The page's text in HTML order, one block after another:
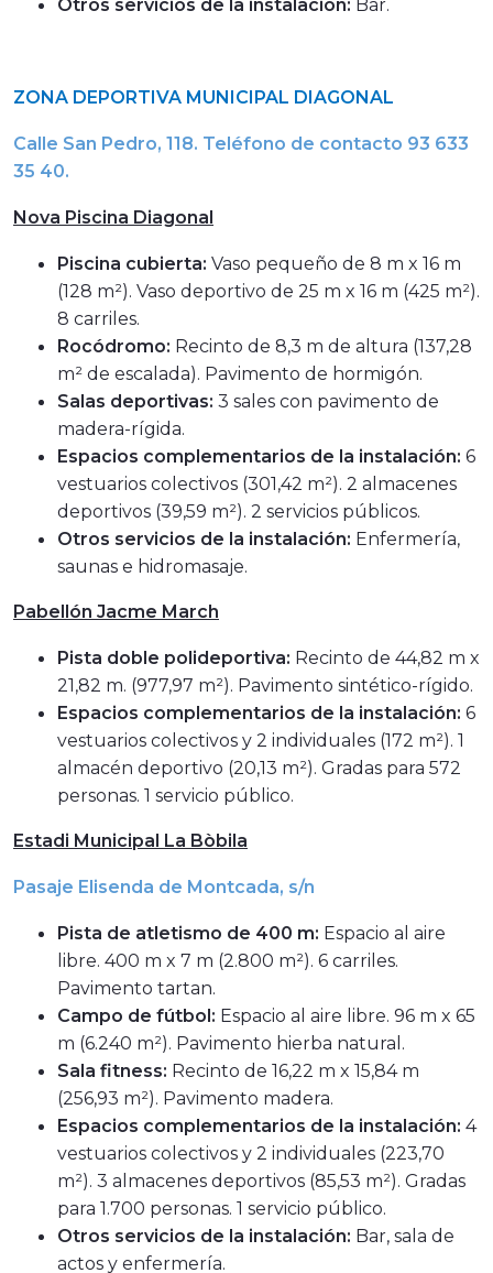
Otros servicios de la instalación: Bar.
ZONA DEPORTIVA MUNICIPAL DIAGONAL
Calle San Pedro, 118. Teléfono de contacto 93 633
35 40.
Nova Piscina Diagonal
Piscina cubierta: Vaso pequeño de 8 m x 16 m
(128 m²). Vaso deportivo de 25 m x 16 m (425 m²).
8 carriles.
Rocódromo: Recinto de 8,3 m de altura (137,28
m² de escalada). Pavimento de hormigón.
Salas deportivas: 3 sales con pavimento de
madera-rígida.
Espacios complementarios de la instalación: 6
vestuarios colectivos (301,42 m²). 2 almacenes
deportivos (39,59 m²). 2 servicios públicos.
Otros servicios de la instalación: Enfermería,
saunas e hidromasaje.
Pabellón Jacme March
Pista doble polideportiva: Recinto de 44,82 m x
21,82 m. (977,97 m²). Pavimento sintético-rígido.
Espacios complementarios de la instalación: 6
vestuarios colectivos y 2 individuales (172 m²). 1
almacén deportivo (20,13 m²). Gradas para 572
personas. 1 servicio público.
Estadi Municipal La Bòbila
Pasaje Elisenda de Montcada, s/n
Pista de atletismo de 400 m: Espacio al aire
libre. 400 m x 7 m (2.800 m²). 6 carriles.
Pavimento tartan.
Campo de fútbol: Espacio al aire libre. 96 m x 65
m (6.240 m²). Pavimento hierba natural.
Sala fitness: Recinto de 16,22 m x 15,84 m
(256,93 m²). Pavimento madera.
Espacios complementarios de la instalación: 4
vestuarios colectivos y 2 individuales (223,70
m²). 3 almacenes deportivos (85,53 m²). Gradas
para 1.700 personas. 1 servicio público.
Otros servicios de la instalación: Bar, sala de
actos y enfermería.